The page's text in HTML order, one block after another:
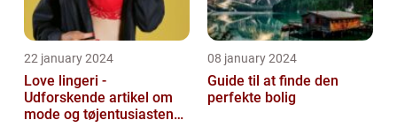
22 january 2024
Love lingeri -
Udforskende artikel om
mode og tøjentusiastens
08 january 2024
Guide til at finde den
perfekte bolig